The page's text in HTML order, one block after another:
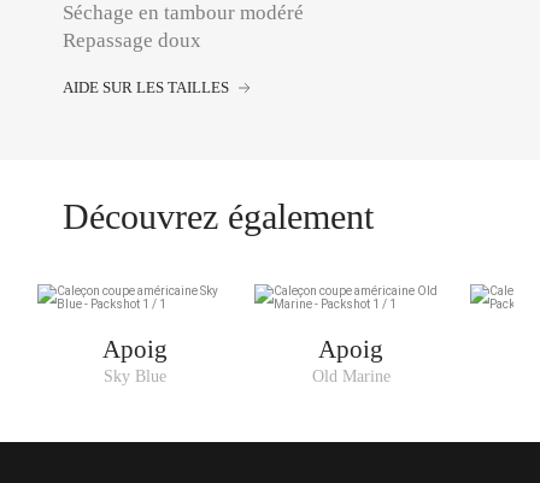
Séchage en tambour modéré
Repassage doux
AIDE SUR LES TAILLES
Découvrez également
Apoig
Sky Blue
Apoig
Old Marine